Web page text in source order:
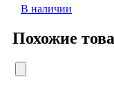
В наличии
Похожие